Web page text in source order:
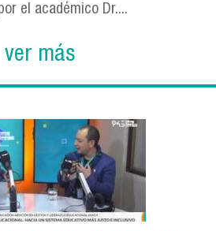
el académico Dr....
ver más